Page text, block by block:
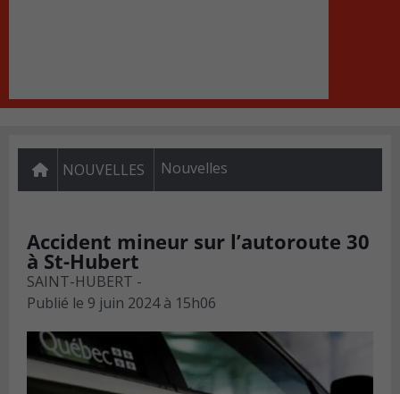
NOUVELLES Nouvelles
Accident mineur sur l’autoroute 30
à St-Hubert
SAINT-HUBERT -
Publié le 9 juin 2024 à 15h06